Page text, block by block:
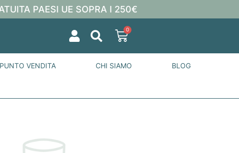
PAESI UE SOPRA I 250€
0
VENDITA CHI SIAMO BLOG